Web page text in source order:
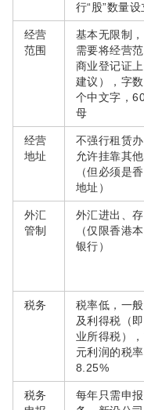
行“股”数量设
经营
范围
基本无限制
需要将经营
商业登记证
建议），字
个中文字，
母
经营
地址
不强行租赁办
允许挂靠其
（但必须是
地址）
外汇
管制
外汇进出、
（仅限香港
银行）
税务
税率低，一
及利得税（
业所得税）
元利润的税
8.25%
税务
每年只需申